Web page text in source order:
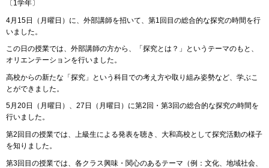
〔1学年〕
4月15日（月曜日）に、外部講師を招いて、第1回目の総合的な探究の時間を行
いました。
この日の授業では、外部講師の方から、「探究とは？」という​テーマのもと、
オリエンテーションを行いました。
高校からの新たな「探究」という科目での考え方や取り組み姿勢など、学ぶこ
とができました。
5月20日（月曜日）、27日（月曜日）に第2回・第3回の​総合的な探究の時間を
行いました。
第2回目の授業では、上級生による発表を聴き、大和高校として探究活動の様子
を知りました。
第3回目の授業では、各クラス興味・関心のあるテーマ（例：文化、地域社会、